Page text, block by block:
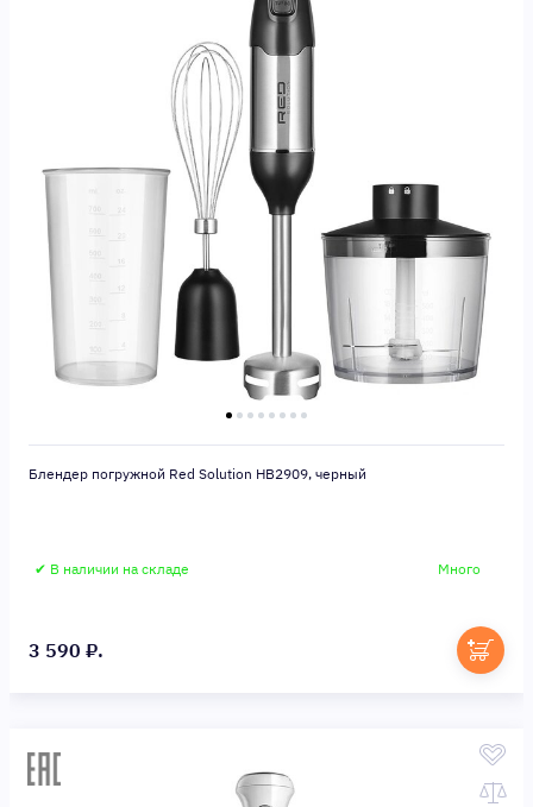
Блендер погружной Red Solution HB2909, черный
✔ В наличии на складе Много
3 590 ₽.